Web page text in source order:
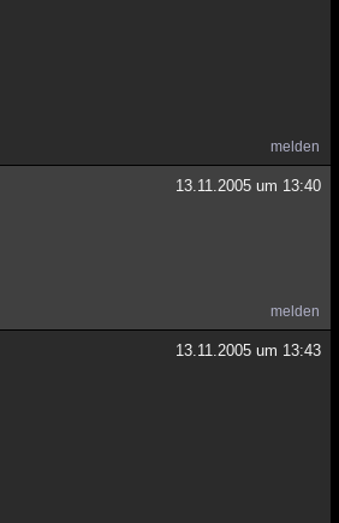
melden
13.11.2005 um 13:40
melden
13.11.2005 um 13:43